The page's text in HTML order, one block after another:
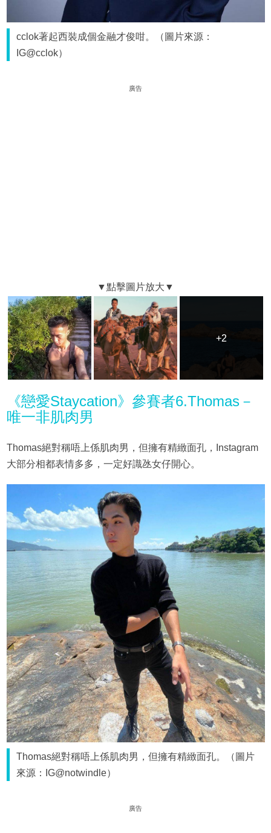
cclok著起西裝成個金融才俊咁。（圖片來源：
IG@cclok）
廣告
+2
+2
《戀愛Staycation》參賽者6.Thomas－
唯一非肌肉男
Thomas絕對稱唔上係肌肉男，但擁有精緻面孔，Instagram
大部分相都表情多多，一定好識氹女仔開心。
Thomas絕對稱唔上係肌肉男，但擁有精緻面孔。（圖片
來源：IG@notwindle）
廣告